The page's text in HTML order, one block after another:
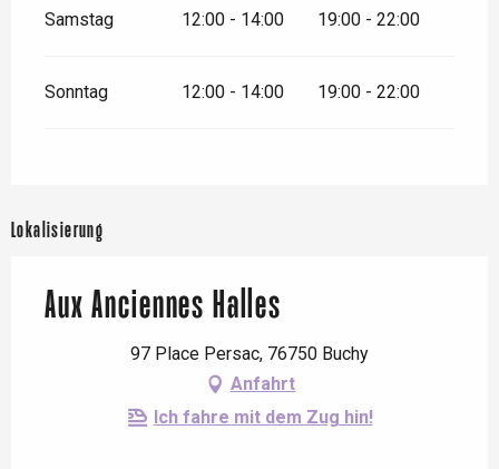
Samstag 12:00 - 14:00 19:00 - 22:00
Sonntag 12:00 - 14:00 19:00 - 22:00
Lokalisierung
Aux Anciennes Halles
97 Place Persac, 76750 Buchy
Anfahrt
Ich fahre mit dem Zug hin!